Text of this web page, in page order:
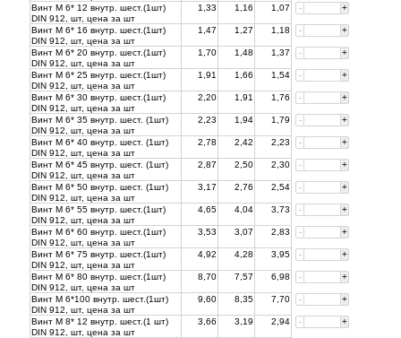
Винт М 6* 12 внутр. шест.(1шт)
DIN 912, шт, цена за шт
1,33 1,16 1,07 - +
Винт М 6* 16 внутр. шест.(1шт)
DIN 912, шт, цена за шт
1,47 1,27 1,18 - +
Винт М 6* 20 внутр. шест.(1шт)
DIN 912, шт, цена за шт
1,70 1,48 1,37 - +
Винт М 6* 25 внутр. шест.(1шт)
DIN 912, шт, цена за шт
1,91 1,66 1,54 - +
Винт М 6* 30 внутр. шест.(1шт)
DIN 912, шт, цена за шт
2,20 1,91 1,76 - +
Винт М 6* 35 внутр. шест. (1шт)
DIN 912, шт, цена за шт
2,23 1,94 1,79 - +
Винт М 6* 40 внутр. шест. (1шт)
DIN 912, шт, цена за шт
2,78 2,42 2,23 - +
Винт М 6* 45 внутр. шест. (1шт)
DIN 912, шт, цена за шт
2,87 2,50 2,30 - +
Винт М 6* 50 внутр. шест. (1шт)
DIN 912, шт, цена за шт
3,17 2,76 2,54 - +
Винт М 6* 55 внутр. шест.(1шт)
DIN 912, шт, цена за шт
4,65 4,04 3,73 - +
Винт М 6* 60 внутр. шест.(1шт)
DIN 912, шт, цена за шт
3,53 3,07 2,83 - +
Винт М 6* 75 внутр. шест.(1шт)
DIN 912, шт, цена за шт
4,92 4,28 3,95 - +
Винт М 6* 80 внутр. шест.(1шт)
DIN 912, шт, цена за шт
8,70 7,57 6,98 - +
Винт М 6*100 внутр. шест.(1шт)
DIN 912, шт, цена за шт
9,60 8,35 7,70 - +
Винт М 8* 12 внутр. шест.(1 шт)
DIN 912, шт, цена за шт
3,66 3,19 2,94 - +